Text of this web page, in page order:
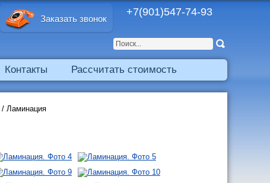
Заказать звонок
+7(901)547-74-93
Контакты Рассчитать стоимость
/ Ламинация